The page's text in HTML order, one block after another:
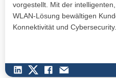
vorgestellt. Mit der
WLAN-Lösung bewältigen
Konnektivität und Cybersecurity.